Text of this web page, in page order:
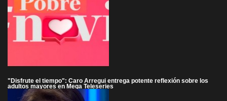
"Disfrute el tiempo": Caro Arregui entrega potente reflexión sobre los
adultos mayores en Mega Teleseries